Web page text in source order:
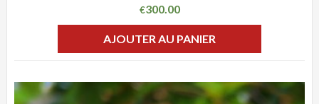
€300.00
AJOUTER AU PANIER